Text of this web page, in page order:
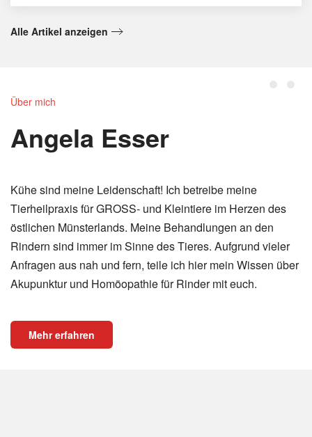
Alle Artikel anzeigen
Über mich
Angela Esser
Kühe sind meine Leidenschaft! Ich betreibe meine
Tierheilpraxis für GROSS- und Kleintiere im Herzen des
östlichen Münsterlands. Meine Behandlungen an den
Rindern sind immer im Sinne des Tieres. Aufgrund vieler
Anfragen aus nah und fern, teile ich hier mein Wissen über
Akupunktur und Homöopathie für Rinder mit euch.
Mehr erfahren